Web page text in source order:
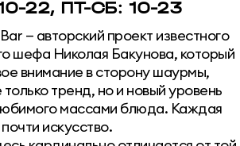
22, ПТ-СБ: 10-23
— авторский проект известного
шефа Николая Бакунова, который
внимание в сторону шаурмы,
тренд, но и новый уровень
массами блюда. Каждая
искусство.